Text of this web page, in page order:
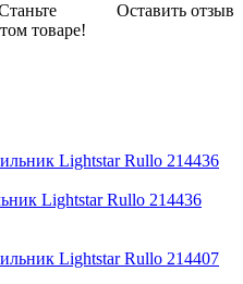
Оставить отзыв
товаре!
Lightstar Rullo 214436